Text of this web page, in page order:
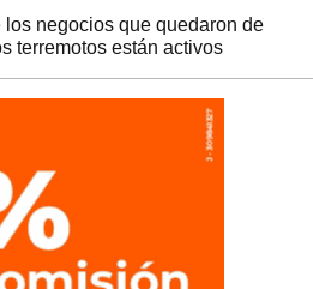
los negocios que quedaron de
terremotos están activos